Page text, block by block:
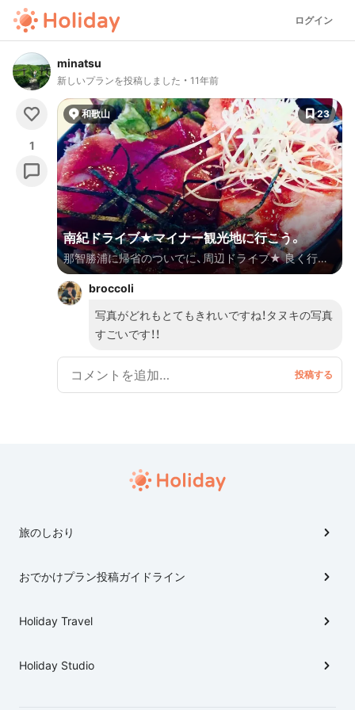
ログイン
minatsu
新しいプランを投稿しました 11年前
1
和歌山 23
南紀ドライブ★マイナー観光地に行こう。
那智勝浦に帰省のついでに、周辺ドライブ★ 良く行く
有名所じゃなくて、ちょっとマイナーな、知る人ぞ知る
的スポットに行きたいな〜と思い、車を走らせました。
broccoli
写真がどれもとてもきれいですね！タヌキの写真
すごいです！！
旅のしおり
おでかけプラン投稿ガイドライン
Holiday Travel
Holiday Studio